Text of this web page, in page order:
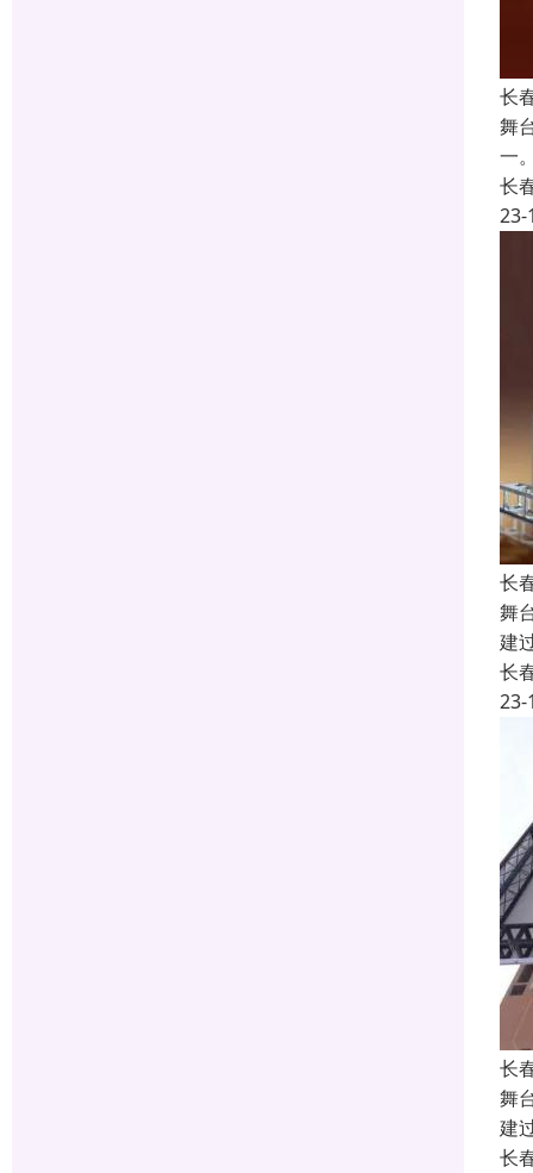
长
舞
一
长
23-
长
舞
建
长
23-
长
舞
建
长